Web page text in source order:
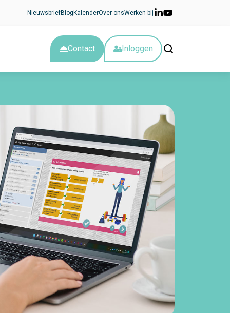
NieuwsbriefBlog KalenderOver onsWerken bij
Contact Inloggen